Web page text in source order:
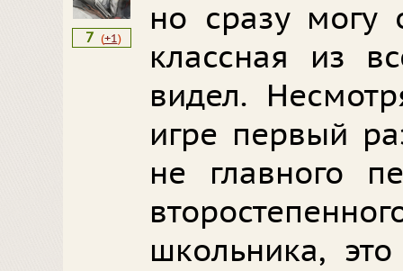
7 (+1)
но сразу могу
классная из
видел.
игре первый
не главного
школьника,